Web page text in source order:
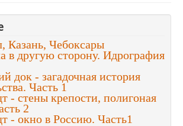
Казань, Чебоксары
в другую сторону. Идрография
док - загадочная история
Часть 1
- стены крепости, полигоная
2
- окно в Россию. Часть1